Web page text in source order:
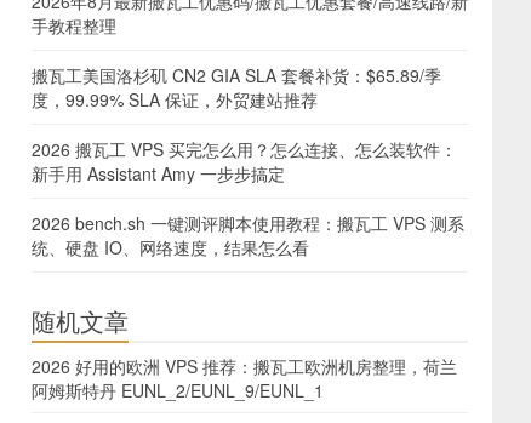
手教程整理
搬瓦工美国洛杉矶 CN2 GIA SLA 套餐补货：$65.89/季
度，99.99% SLA 保证，外贸建站推荐
2026 搬瓦工 VPS 买完怎么用？怎么连接、怎么装软件：
新手用 Assistant Amy 一步步搞定
2026 bench.sh 一键测评脚本使用教程：搬瓦工 VPS 测系
统、硬盘 IO、网络速度，结果怎么看
随机文章
2026 好用的欧洲 VPS 推荐：搬瓦工欧洲机房整理，荷兰
阿姆斯特丹 EUNL_2/EUNL_9/EUNL_1